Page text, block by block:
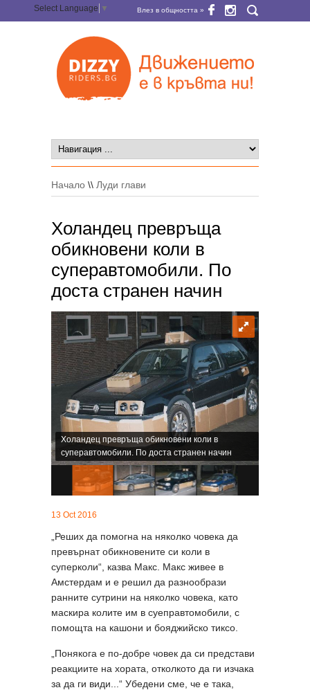
Select Language ▼ Влез в общността »
Начало \\ Луди глави
Холандец превръща
обикновени коли в
суперавтомобили. По
доста странен начин
Холандец превръща обикновени коли в
суперавтомобили. По доста странен начин
13 Oct 2016
„Реших да помогна на няколко човека да
превърнат обикновените си коли в
суперколи“, казва Макс. Макс живее в
Амстердам и е решил да разнообрази
ранните сутрини на няколко човека, като
маскира колите им в суеправтомобили, с
помощта на кашони и бояджийско тиксо.
„Понякога е по-добре човек да си представи
реакциите на хората, отколкото да ги изчака
за да ги види...“ Убедени сме, че е така,